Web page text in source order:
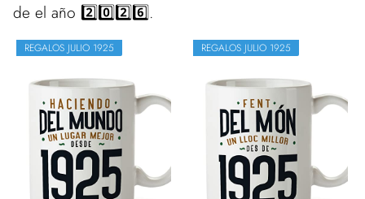
de el año 2️⃣0️⃣2️⃣6️⃣.
REGALOS JULIO 1925 REGALOS JULIO 1925